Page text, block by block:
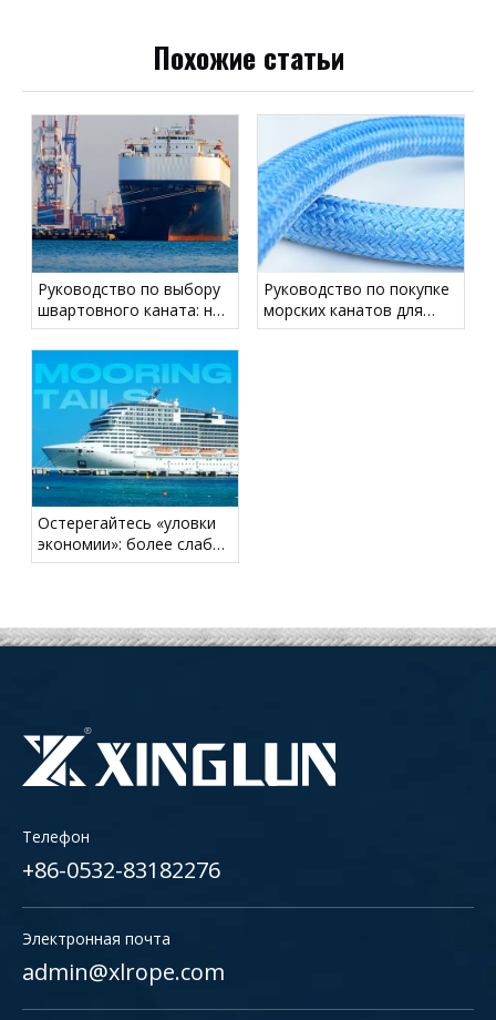
Похожие статьи
Руководство по выбору
швартовного каната: не
вводите в заблуждение
по поводу диаметра —
сосредоточьтесь на
LDBF
Руководство по покупке
морских канатов для
коммерческих, рабочих и
Остерегайтесь «уловки
экономии»: более слабый
швартовочный хвост
Телефон
+86-0532-83182276
Электронная почта
admin@xlrope.com